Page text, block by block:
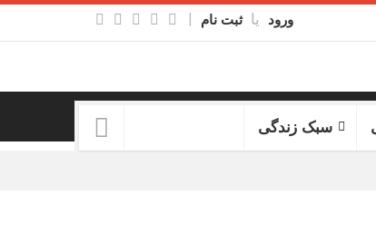
ورود یا ثبت نام
سبک زندگی